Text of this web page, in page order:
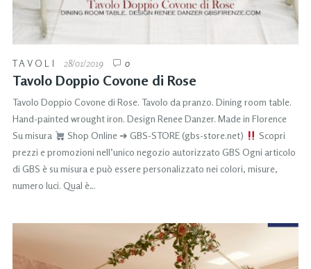
TAVOLI 28/01/2019 0
Tavolo Doppio Covone di Rose
Tavolo Doppio Covone di Rose. Tavolo da pranzo. Dining room table.
Hand-painted wrought iron. Design Renee Danzer. Made in Florence
Su misura
Shop Online ➜ GBS-STORE (gbs-store.net)
Scopri
prezzi e promozioni nell’unico negozio autorizzato GBS Ogni articolo
di GBS è su misura e può essere personalizzato nei colori, misure,
numero luci. Qual è…